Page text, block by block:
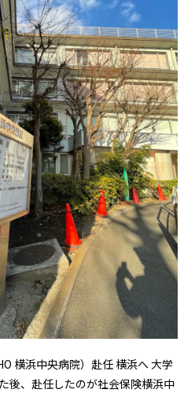
横浜中央病院）赴任 横浜へ 大学
後、赴任したのが社会保険横浜中